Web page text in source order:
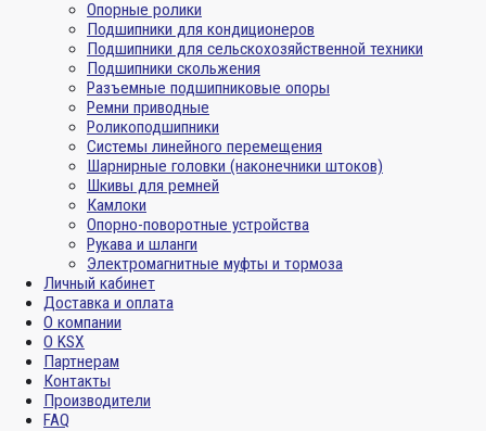
Опорные ролики
Подшипники для кондиционеров
Подшипники для сельскохозяйственной техники
Подшипники скольжения
Разъемные подшипниковые опоры
Ремни приводные
Роликоподшипники
Системы линейного перемещения
Шарнирные головки (наконечники штоков)
Шкивы для ремней
Камлоки
Опорно-поворотные устройства
Рукава и шланги
Электромагнитные муфты и тормоза
Личный кабинет
Доставка и оплата
О компании
О KSX
Партнерам
Контакты
Производители
FAQ